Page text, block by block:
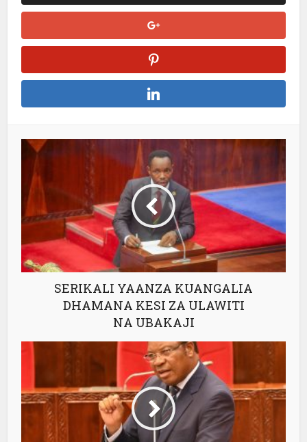
SERIKALI YAANZA KUANGALIA
DHAMANA KESI ZA ULAWITI
NA UBAKAJI